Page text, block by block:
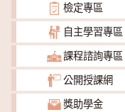
檢定專區
自主學習專區
課程諮詢專區
公開授課網
獎助學金